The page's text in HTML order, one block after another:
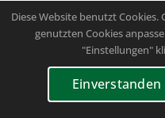
Diese Website benutzt Cookies.
genutzten Cookies
"Einstellungen"
Einverstanden